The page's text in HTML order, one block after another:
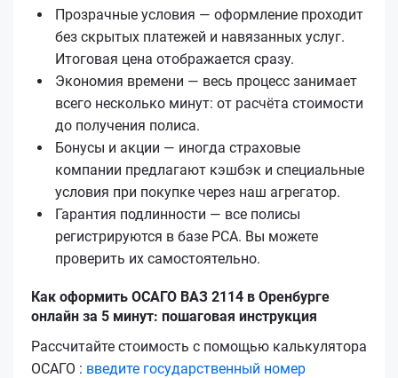
Прозрачные условия — оформление проходит
без скрытых платежей и навязанных услуг.
Итоговая цена отображается сразу.
Экономия времени — весь процесс занимает
всего несколько минут: от расчёта стоимости
до получения полиса.
Бонусы и акции — иногда страховые
компании предлагают кэшбэк и специальные
условия при покупке через наш агрегатор.
Гарантия подлинности — все полисы
регистрируются в базе РСА. Вы можете
проверить их самостоятельно.
Как оформить ОСАГО ВАЗ 2114 в Оренбурге
онлайн за 5 минут: пошаговая инструкция
Рассчитайте стоимость с помощью калькулятора
ОСАГО : введите государственный номер